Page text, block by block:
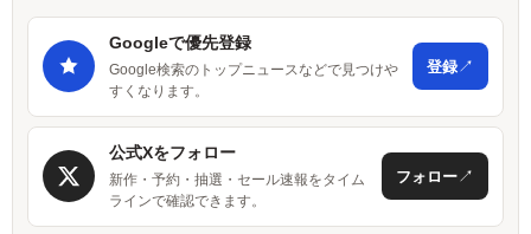
Googleで優先登録
Google検索のトップニュースなどで見つけや
すくなります。
登録↗
公式Xをフォロー
新作・予約・抽選・セール速報をタイム
ラインで確認できます。
フォロー↗